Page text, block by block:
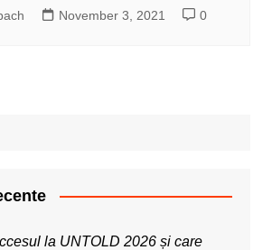
November 3, 2021 0
la UNTOLD 2026 și care